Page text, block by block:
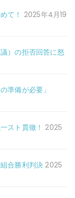
て！ 2025年4月19
）の拒否回答に怒
準備が必要」
スト貫徹！ 2025
合勝利判決 2025